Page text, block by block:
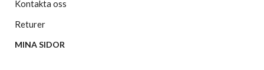
Kontakta oss
Returer
MINA SIDOR